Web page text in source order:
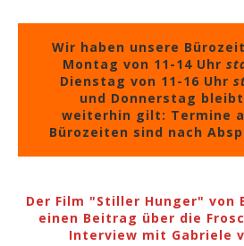
Wir haben unsere
Montag von 11-14 Uhr
Dienstag von 11-16 Uhr
und Donnerstag bleibt
weiterhin gilt: Termine
Bürozeiten sind nach
Der Film "Stiller Hunger" von
einen Beitrag über die
Interview mit Gabriele